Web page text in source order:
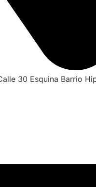
30 Esquina Barrio